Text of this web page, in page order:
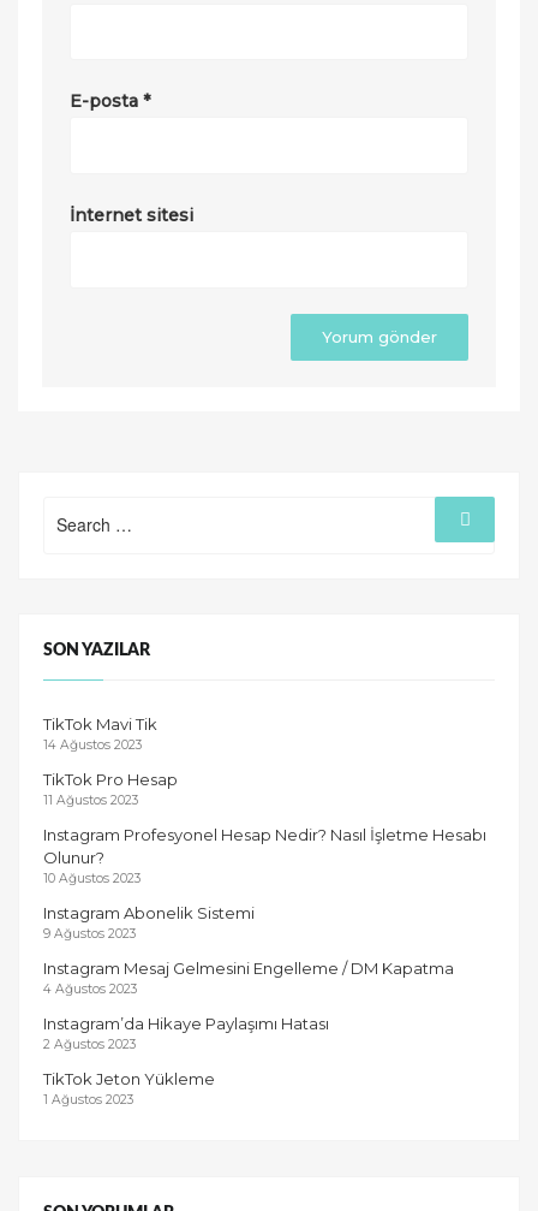
E-posta *
İnternet sitesi
for:
Search
SON YAZILAR
TikTok Mavi Tik
14 Ağustos 2023
TikTok Pro Hesap
11 Ağustos 2023
Instagram Profesyonel Hesap Nedir? Nasıl İşletme Hesabı
Olunur?
10 Ağustos 2023
Instagram Abonelik Sistemi
9 Ağustos 2023
Instagram Mesaj Gelmesini Engelleme / DM Kapatma
4 Ağustos 2023
Instagram’da Hikaye Paylaşımı Hatası
2 Ağustos 2023
TikTok Jeton Yükleme
1 Ağustos 2023